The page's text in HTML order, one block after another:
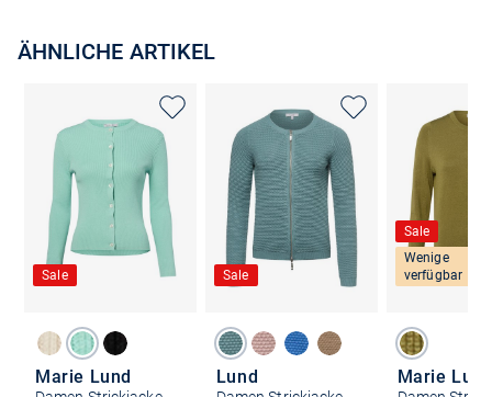
ÄHNLICHE ARTIKEL
Sale
Marie Lund
Sale
Lund
Sale
Wenige
verfügbar
Marie